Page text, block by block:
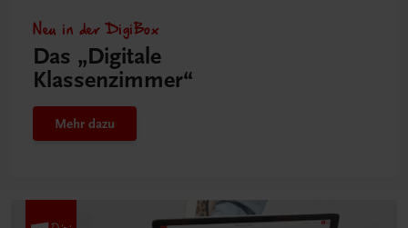
Neu in der DigiBox
Das „Digitale
Klassenzimmer“
Mehr dazu